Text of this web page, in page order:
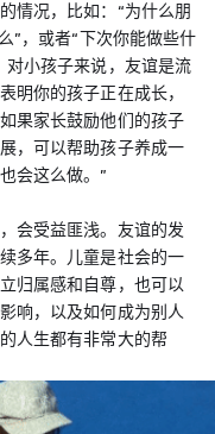
情况，比如：“为什么朋
”，或者“下次你能做些什
对小孩子来说，友谊是流
明你的孩子正在成长，
果家长鼓励他们的孩子
，可以帮助孩子养成一
会这么做。”
会受益匪浅。友谊的发
多年。儿童是社会的一
归属感和自尊，也可以
响，以及如何成为别人
人生都有非常大的帮